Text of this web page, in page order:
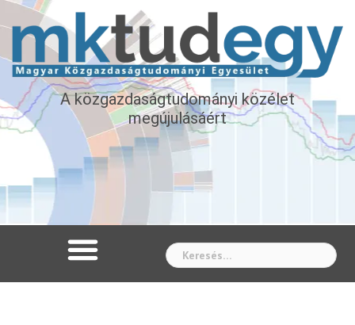
A közgazdaságtudományi közélet
megújulásáért